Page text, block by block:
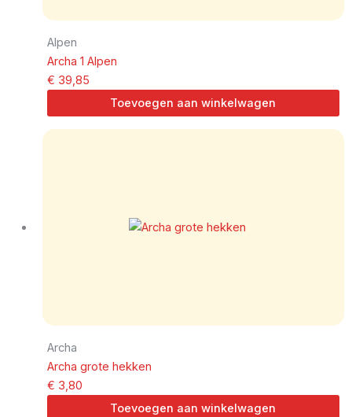
Alpen
Archa 1 Alpen
€ 39,85
Toevoegen aan winkelwagen
Archa
Archa grote hekken
€ 3,80
Toevoegen aan winkelwagen